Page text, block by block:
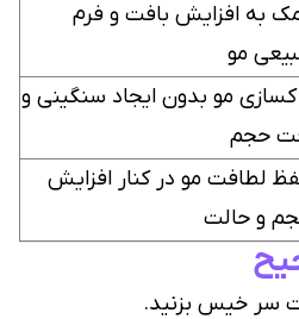
به افزایش بافت و فرم
مو
مو بدون ایجاد سنگینی و
حجم
لطافت مو در کنار افزایش
و حالت
سر خیس بزنید.